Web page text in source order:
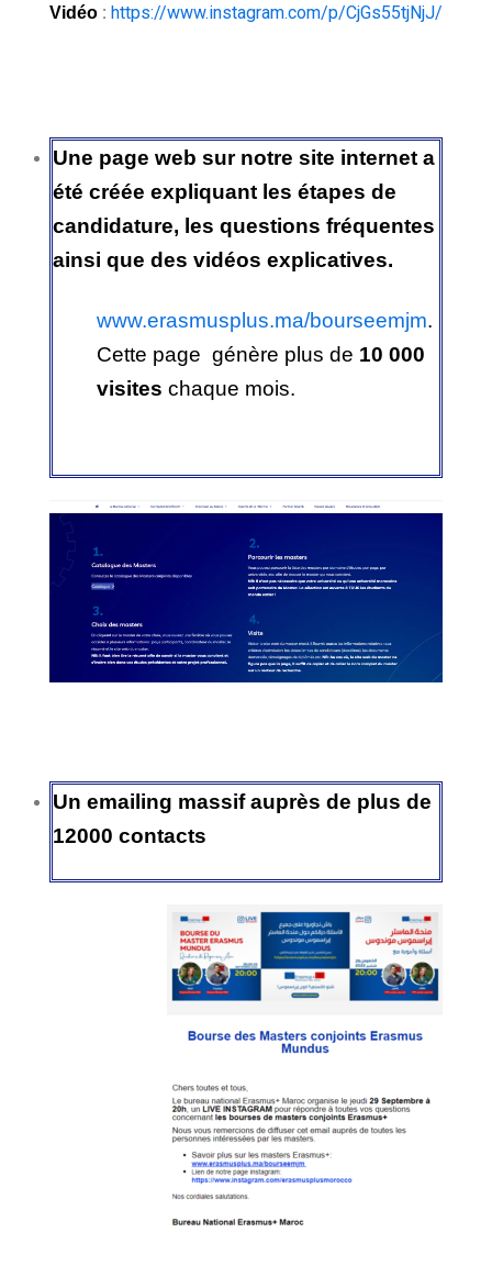
Vidéo : https://www.instagram.com/p/CjGs55tjNjJ/
Une page web sur notre site internet a
été créée expliquant les étapes de
candidature, les questions fréquentes
ainsi que des vidéos explicatives.
www.erasmusplus.ma/bourseemjm.
Cette page génère plus de 10 000
visites chaque mois.
Un emailing massif auprès de plus de
12000 contacts